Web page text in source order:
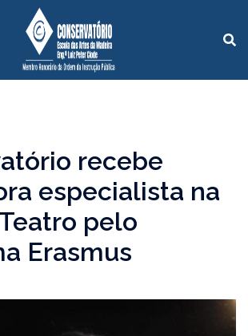
recebe
especialista na
pelo
Erasmus